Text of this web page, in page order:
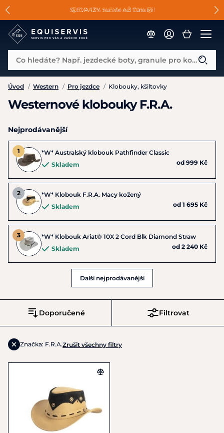
SLEVA 13% na vše od Cassini!
😮 CRAZY SLEVY AŽ 70% 😮
📐Pasování a doplňky k vybraným sedlům ZDARMA 🐴
Co hledáte? Např. jezdecké boty, granule pro koně...
Úvod / Western / Pro jezdce / Klobouky, kšiltovky
Westernové klobouky F.R.A.
Nejprodávanější
*W* Australský klobouk Pathfinder Classic
Skladem
od 999 Kč
*W* Klobouk F.R.A. Macy kožený
Skladem
od 1 695 Kč
*W* Klobouk Ariat® 10X 2 Cord Blk Diamond Straw
Skladem
od 2 240 Kč
Další nejprodávanější
Filtrovat
Doporučené
Značka: F.R.A.Zrušit všechny filtry